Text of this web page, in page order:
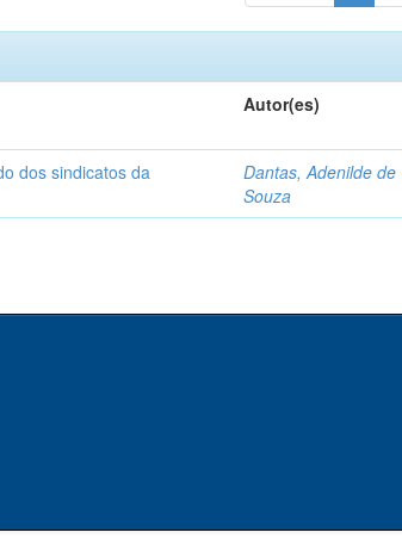
Autor(es)
dos sindicatos da
Dantas, Adenilde de
Souza